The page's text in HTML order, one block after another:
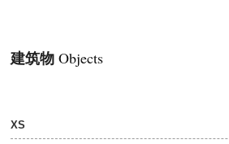
建筑物Objects
XS